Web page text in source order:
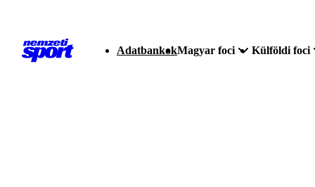
AdatbankokMagyar foci Külföldi foci